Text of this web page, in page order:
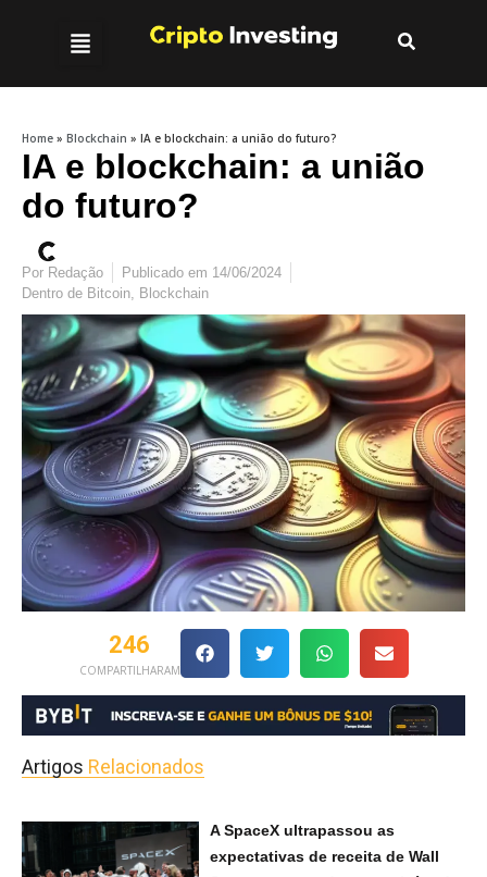
Home » Blockchain » IA e blockchain: a união do futuro?
IA e blockchain: a união
do futuro?
Por Redação Publicado em 14/06/2024
Dentro de Bitcoin, Blockchain
COMPARTILHARAM
246
Artigos Relacionados
A SpaceX ultrapassou as
expectativas de receita de Wall